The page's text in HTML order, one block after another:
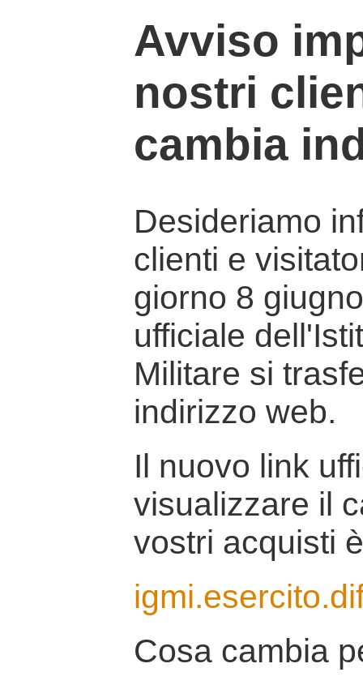
Avviso
nostri
cambia
Desideriamo
clienti e
giorno 8
ufficiale
Militare si
indirizzo web.
Il nuovo link
visualizzare il
vostri acquisti
Cosa cambia